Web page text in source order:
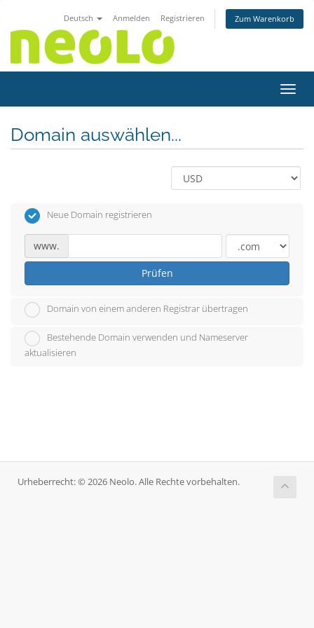
Deutsch Anmelden Registrieren Zum Warenkorb
Domain auswählen...
Neue Domain registrieren
www.
Prüfen
Domain von einem anderen Registrar übertragen
Bestehende Domain verwenden und Nameserver
aktualisieren
Urheberrecht: © 2026 Neolo. Alle Rechte vorbehalten.